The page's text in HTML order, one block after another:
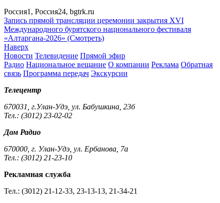
Россия1, Россия24, bgtrk.ru
Запись прямой трансляции церемонии закрытия XVI
Международного бурятского национального фестиваля
«Алтаргана-2026» (Смотреть)
Наверх
Новости Телевидение Прямой эфир
Радио Национальное вещание О компании Реклама Обратная
связь Программа передач Экскурсии
Телецентр
670031, г.Улан-Удэ, ул. Бабушкина, 23б
Тел.: (3012) 23-02-02
Дом Радио
670000, г. Улан-Удэ, ул. Ербанова, 7а
Тел.: (3012) 21-23-10
Рекламная служба
Тел.: (3012) 21-12-33, 23-13-13, 21-34-21